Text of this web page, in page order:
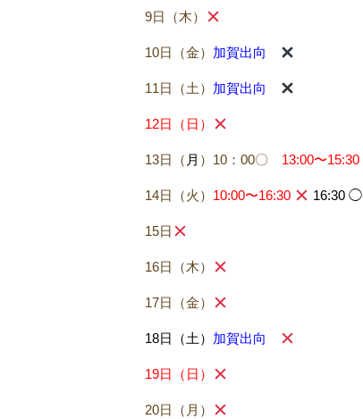
9日（木）
10日（金） 加賀出向
11日（土） 加賀出向
12日（日）
13日（ 月 ）10：00〇 13:00〜15:30
14日（火） 10:00〜16:30 16:30 ◯
15日
16日（木）
17日（金）
18日（土） 加賀出向
19日（日）
20日（月）